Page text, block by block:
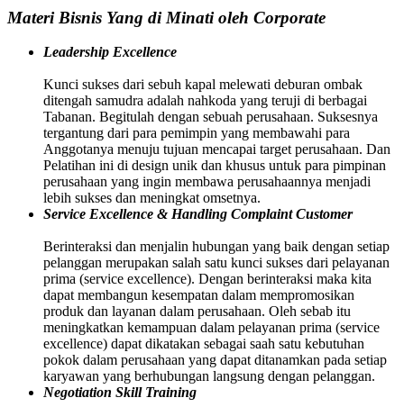
Materi Bisnis Yang di Minati oleh Corporate
Leadership Excellence
Kunci sukses dari sebuh kapal melewati deburan ombak
ditengah samudra adalah nahkoda yang teruji di berbagai
Tabanan. Begitulah dengan sebuah perusahaan. Suksesnya
tergantung dari para pemimpin yang membawahi para
Anggotanya menuju tujuan mencapai target perusahaan. Dan
Pelatihan ini di design unik dan khusus untuk para pimpinan
perusahaan yang ingin membawa perusahaannya menjadi
lebih sukses dan meningkat omsetnya.
Service Excellence & Handling Complaint Customer
Berinteraksi dan menjalin hubungan yang baik dengan setiap
pelanggan merupakan salah satu kunci sukses dari pelayanan
prima (service excellence). Dengan berinteraksi maka kita
dapat membangun kesempatan dalam mempromosikan
produk dan layanan dalam perusahaan. Oleh sebab itu
meningkatkan kemampuan dalam pelayanan prima (service
excellence) dapat dikatakan sebagai saah satu kebutuhan
pokok dalam perusahaan yang dapat ditanamkan pada setiap
karyawan yang berhubungan langsung dengan pelanggan.
Negotiation Skill Training